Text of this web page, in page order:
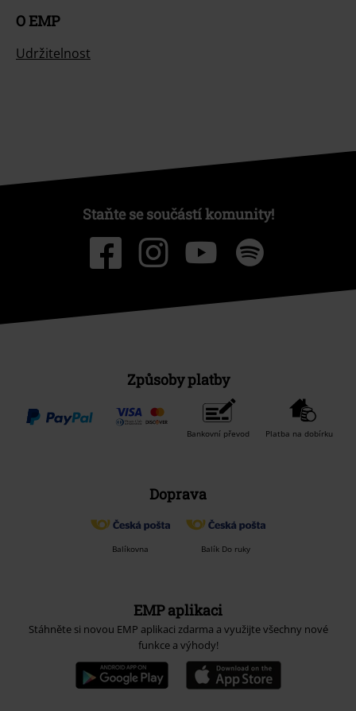
O EMP
Udržitelnost
Staňte se součástí komunity!
Způsoby platby
Bankovní převod Platba na dobírku
Doprava
Balíkovna Balík Do ruky
EMP aplikaci
Stáhněte si novou EMP aplikaci zdarma a využijte všechny nové
funkce a výhody!